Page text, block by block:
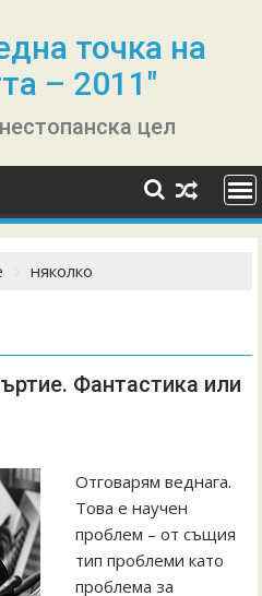
точка на
– 2011"
цел
няколко
Фантастика или
Отговарям веднага.
Това е научен
проблем – от същия
тип проблеми като
проблема за